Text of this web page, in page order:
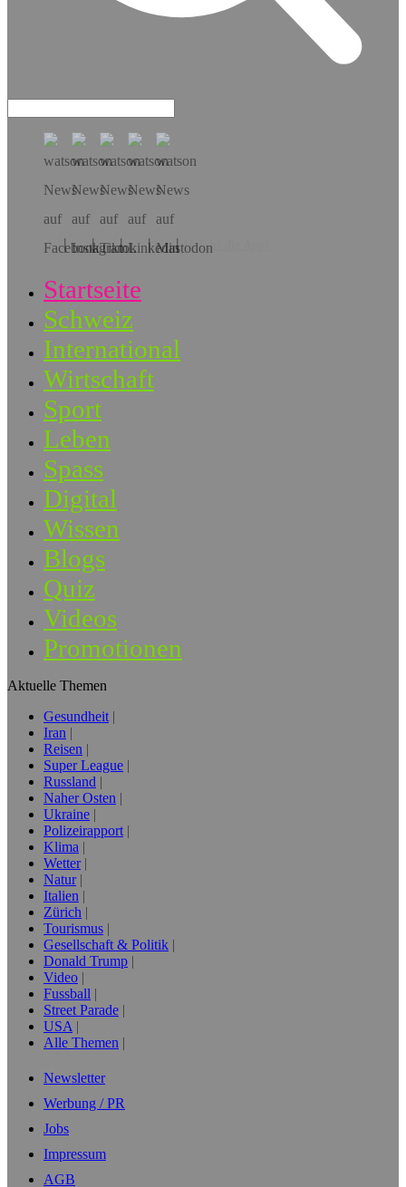
Hol dir die App!
Startseite
Schweiz
International
Wirtschaft
Sport
Leben
Spass
Digital
Wissen
Blogs
Quiz
Videos
Promotionen
Aktuelle Themen
Gesundheit
Iran
Reisen
Super League
Russland
Naher Osten
Ukraine
Polizeirapport
Klima
Wetter
Natur
Italien
Zürich
Tourismus
Gesellschaft & Politik
Donald Trump
Video
Fussball
Street Parade
USA
Alle Themen
Newsletter
Werbung / PR
Jobs
Impressum
AGB